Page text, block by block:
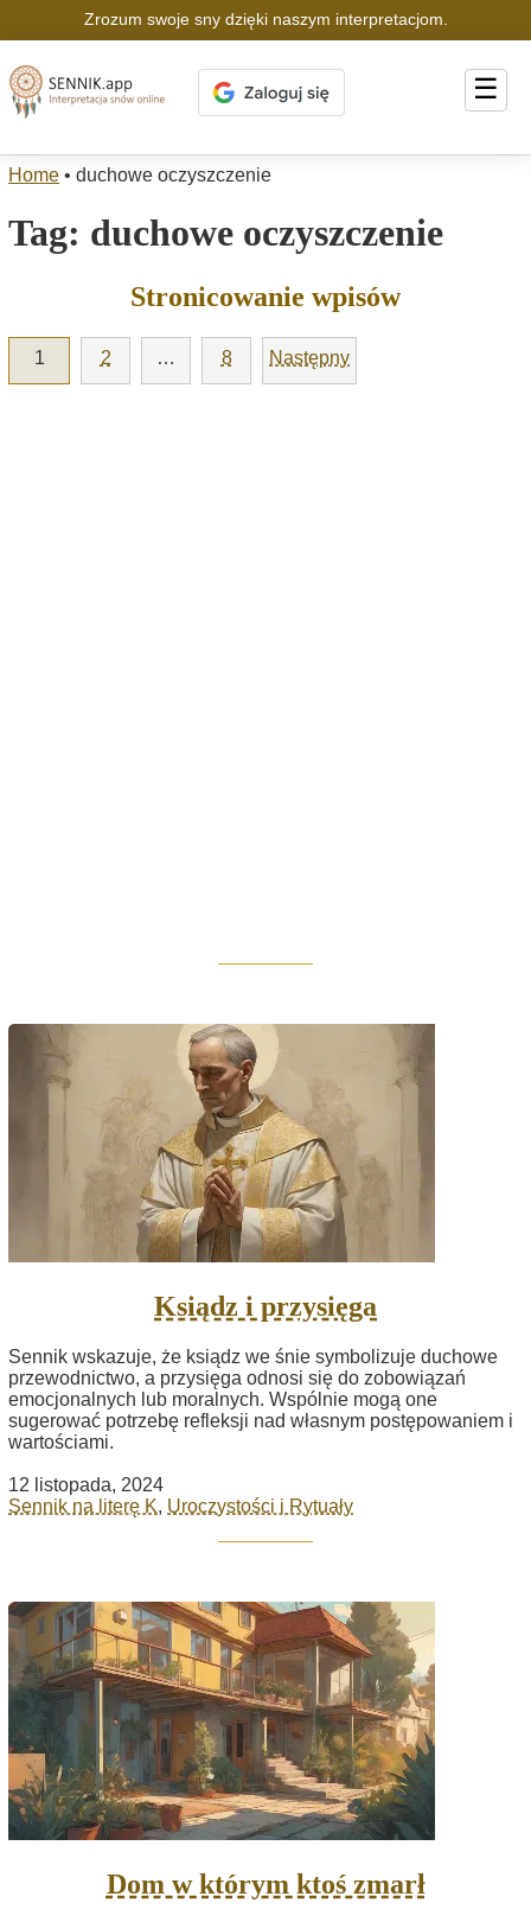
Zrozum swoje sny dzięki naszym interpretacjom.
☰
Home • duchowe oczyszczenie
Tag: duchowe oczyszczenie
Stronicowanie wpisów
1 2 … 8 Następny
Ksiądz i przysięga
Sennik wskazuje, że ksiądz we śnie symbolizuje duchowe
przewodnictwo, a przysięga odnosi się do zobowiązań
emocjonalnych lub moralnych. Wspólnie mogą one
sugerować potrzebę refleksji nad własnym postępowaniem i
wartościami.
12 listopada, 2024
Sennik na literę K, Uroczystości i Rytuały
Dom w którym ktoś zmarł